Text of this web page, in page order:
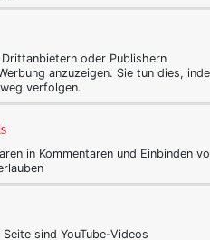
oder Publishern
anzuzeigen. Sie tun dies,
verfolgen.
in Kommentaren und Einbinden
sind YouTube-Videos